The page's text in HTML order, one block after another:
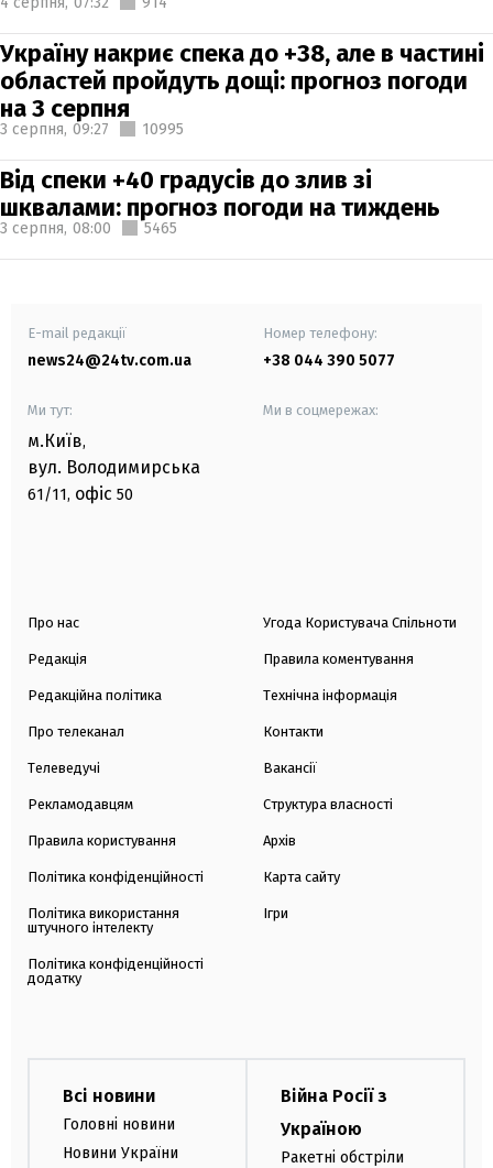
Україну накриє спека до +38, але в частині
областей пройдуть дощі: прогноз погоди
на 3 серпня
3 серпня, 09:27 10995
Від спеки +40 градусів до злив зі
шквалами: прогноз погоди на тиждень
3 серпня, 08:00 5465
E-mail редакції
news24@24tv.com.ua
Номер телефону:
+38 044 390 5077
Ми тут:
м.Київ,
вул. Володимирська
61/11, офіс 50
Ми в соцмережах:
Про нас
Редакція
Редакційна політика
Про телеканал
Телеведучі
Рекламодавцям
Правила користування
Політика конфіденційності
Політика використання
штучного інтелекту
Політика конфіденційності
додатку
Угода Користувача Спільноти
Правила коментування
Технічна інформація
Контакти
Вакансії
Структура власності
Архів
Карта сайту
Ігри
Всі новини
Головні новини
Новини України
Війна Росії з
Україною
Ракетні обстріли